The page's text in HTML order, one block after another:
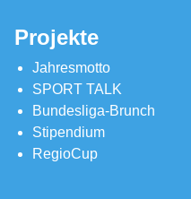
Projekte
Jahresmotto
SPORT TALK
Bundesliga-Brunch
Stipendium
RegioCup